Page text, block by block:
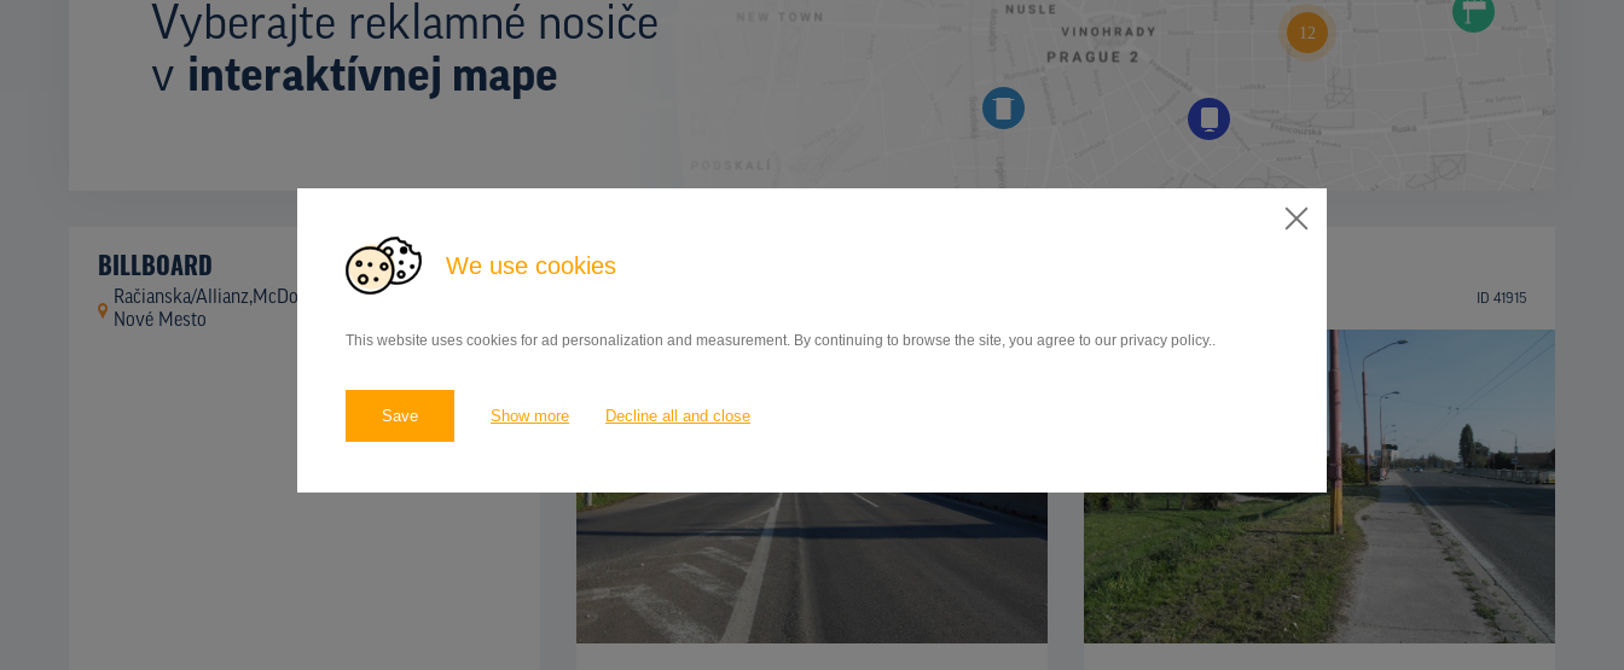
We use cookies
This website uses cookies for ad personalization and measurement. By continuing to browse the site, you agree to our privacy policy..
Save Show more Decline all and close
Vyberajte reklamné nosiče
v interaktívnej mape
BILLBOARD
Račianska/Allianz,McDonald,O, Bratislava 3-
Nové Mesto
BILLBOARD
ID 41915